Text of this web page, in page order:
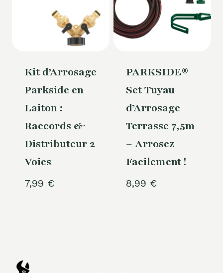
Kit d’Arrosage
Parkside en
Laiton :
Raccords &
Distributeur 2
Voies
7,99 €
PARKSIDE®
Set Tuyau
d’Arrosage
Terrasse 7,5m
– Arrosez
Facilement !
8,99 €